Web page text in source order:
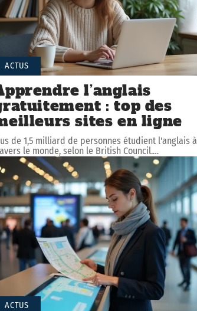
ACTUS
l’anglais
: top des
sites en ligne
de 1,5 milliard de personnes étudient l'anglais à
le monde, selon le British Council.…
ACTUS